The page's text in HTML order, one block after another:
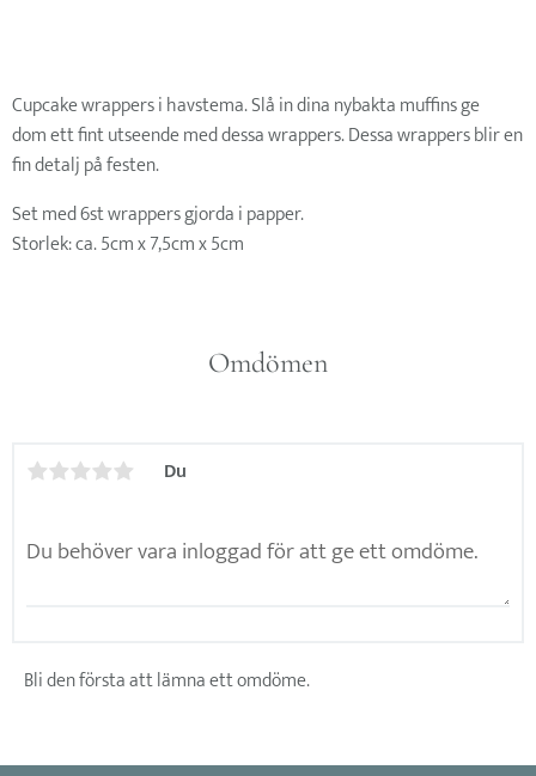
Cupcake wrappers i havstema. Slå in dina nybakta muffins ge
dom ett fint utseende med dessa wrappers. Dessa wrappers blir en
fin detalj på festen.
Set med 6st wrappers gjorda i papper.
Storlek: ca. 5cm x 7,5cm x 5cm
Omdömen
Du
Bli den första att lämna ett omdöme.